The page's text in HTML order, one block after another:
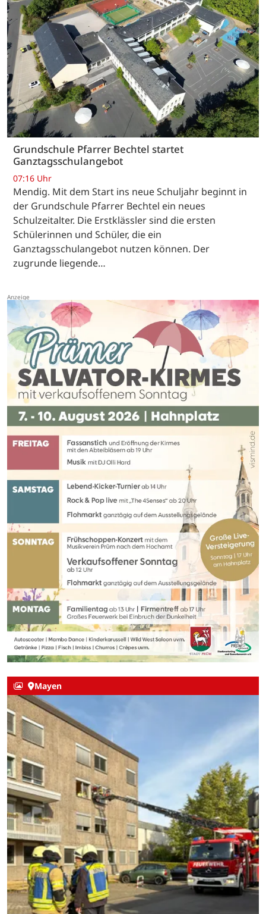
Grundschule Pfarrer Bechtel startet
Ganztagsschulangebot
07:16 Uhr
Mendig. Mit dem Start ins neue Schuljahr beginnt in
der Grundschule Pfarrer Bechtel ein neues
Schulzeitalter. Die Erstklässler sind die ersten
Schülerinnen und Schüler, die ein
Ganztagsschulangebot nutzen können. Der
zugrunde liegende…
Mayen